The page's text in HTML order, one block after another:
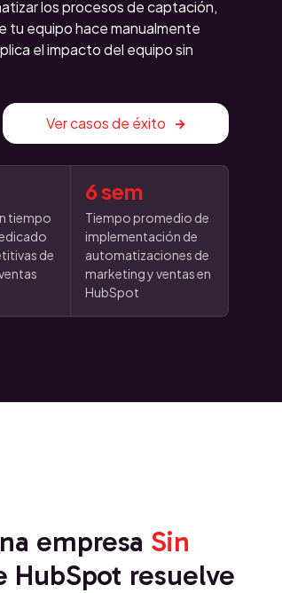
los procesos de captación,
tu equipo hace manualmente
el impacto del equipo sin
Ver casos de éxito
tiempo
de
6 sem
Tiempo promedio de
implementación de
automatizaciones de
marketing y ventas en
HubSpot
empresa Sin
HubSpot resuelve